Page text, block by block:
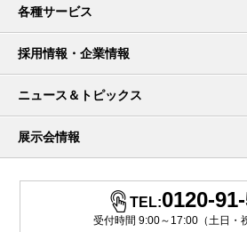
各種サービス
採用情報・企業情報
ニュース＆トピックス
展示会情報
TEL:0120-
受付時間 9:00～17:00（土日・